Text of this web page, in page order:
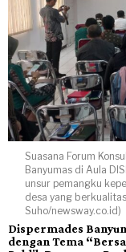
Suasana Forum
Banyumas di Aula
unsur pemangku
desa yang
Suho/newsway.co.id)
Dispermades
dengan Tema